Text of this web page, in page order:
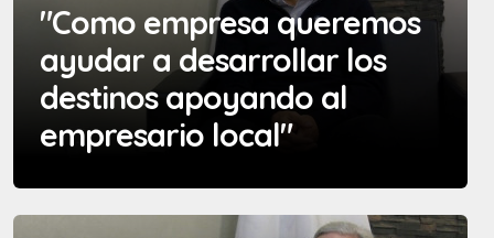
"Como empresa queremos
ayudar a desarrollar los
destinos apoyando al
empresario local"